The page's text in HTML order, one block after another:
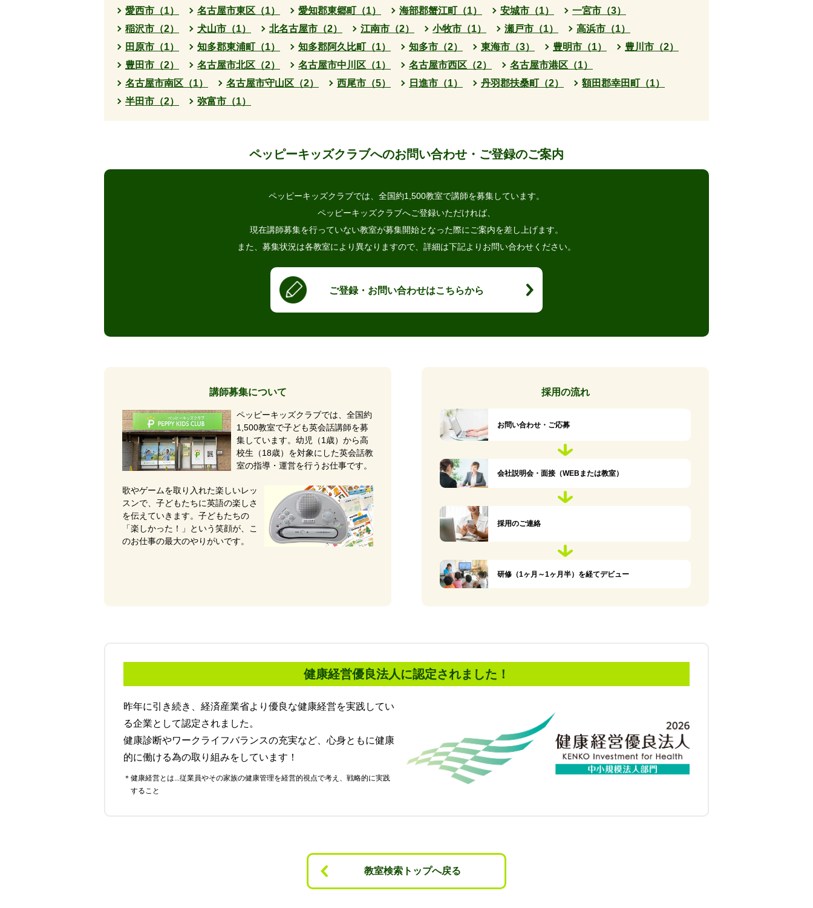
愛西市（1） 名古屋市東区（1） 愛知郡東郷町（1） 海部郡蟹江町（1） 安城市（1）
一宮市（3）
稲沢市（2）
犬山市（1） 北名古屋市（2） 江南市（2） 小牧市（1） 瀬戸市（1）
高浜市（1）
田原市（1）
知多郡東浦町（1） 知多郡阿久比町（1） 知多市（2） 東海市（3） 豊明市（1）
豊川市（2）
豊田市（2）
名古屋市北区（2） 名古屋市中川区（1） 名古屋市西区（2）
名古屋市港区（1）
名古屋市南区（1）
名古屋市守山区（2） 西尾市（5） 日進市（1） 丹羽郡扶桑町（2）
額田郡幸田町（1）
半田市（2）
弥富市（1）
ペッピーキッズクラブへのお問い合わせ・ご登録のご案内
ペッピーキッズクラブでは、 全国約1,500教室で講師を募集しています。
ペッピーキッズクラブへご登録いただければ、
現在講師募集を行っていない教室が募集開始となった際にご案内を差し上げます。
また、募集状況は各教室により異なりますので、 詳細は下記よりお問い合わせください。
ご登録・お問い合わせはこちらから
講師募集について
ペッピーキッズクラブでは、全国約
1,500教室で子ども英会話講師を募
集しています。幼児（1歳）から高
校生（18歳）を対象にした英会話教
室の指導・運営を行うお仕事です。
歌やゲームを取り入れた楽しいレッ
スンで、子どもたちに英語の楽しさ
を伝えていきます。子どもたちの
「楽しかった！」という笑顔が、こ
のお仕事の最大のやりがいです。
採用の流れ
お問い合わせ・ご応募
会社説明会・面接（WEBまたは教室）
採用のご連絡
研修（1ヶ月～1ヶ月半）を経てデビュー
健康経営優良法人に認定されました！
昨年に引き続き、経済産業省より優良な健康経営を実践してい
る企業として認定されました。
健康診断やワークライフバランスの充実など、心身ともに健康
的に働ける為の取り組みをしています！
＊健康経営とは...従業員やその家族の健康管理を経営的視点で考え、戦略的に実践
すること
教室検索トップへ戻る